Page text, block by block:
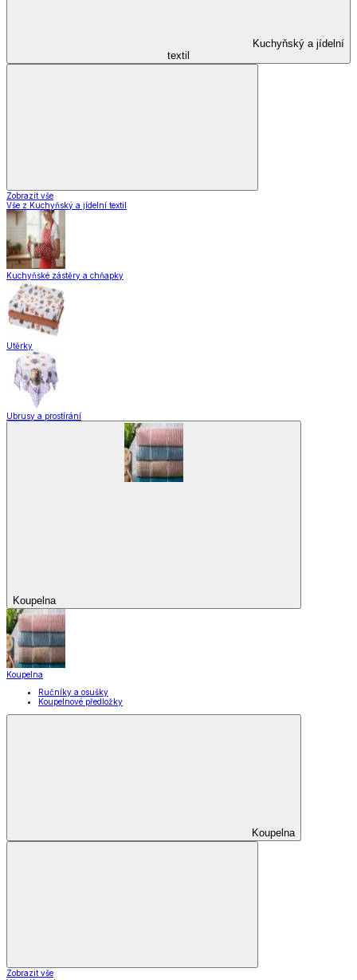
Kuchyňský a jídelní
textil
Zobrazit vše
Vše z Kuchyňský a jídelní textil
Kuchyňské zástěry a chňapky
Utěrky
Ubrusy a prostírání
Koupelna
Koupelna
Ručníky a osušky
Koupelnové předložky
Koupelna
Zobrazit vše